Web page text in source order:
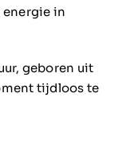
energie in
geboren uit
tijdloos te